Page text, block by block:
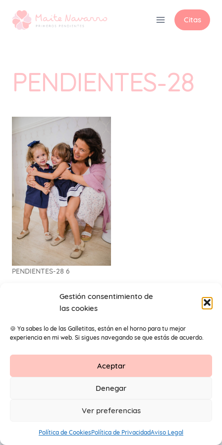
Gestión consentimiento de
las cookies
🍪 Ya sabes lo de las Galletitas, están en el horno para tu mejor
experiencia en mi web. Si sigues navegando se que estás de acuerdo.
Aceptar
Denegar
Ver preferencias
Política de CookiesPolítica de PrivacidadAviso Legal
Citas
PENDIENTES-28
PENDIENTES-28 6
Aviso Legal Protección de datos
© 2026 Primeros Pendientes by Maite Navarro. Todos los
derechos reservados.